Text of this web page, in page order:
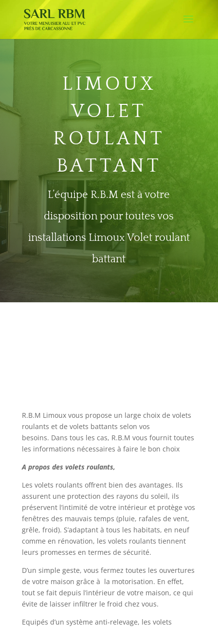
LIMOUX
VOLET
ROULANT
BATTANT
L’équipe R.B.M est à votre
disposition pour toutes vos
installations Limoux Volet roulant
battant
R.B.M Limoux vous propose un large choix de volets
roulants et de volets battants selon vos
besoins. Dans tous les cas, R.B.M vous fournit toutes
les informations nécessaires à faire le bon choix
A propos des volets roulants,
Les volets roulants offrent bien des avantages. Ils
assurent une protection des rayons du soleil, ils
préservent l’intimité de votre intérieur et protège vos
fenêtres des mauvais temps (pluie, rafales de vent,
grêle, froid). S’adaptant à tous les habitats, en neuf
comme en rénovation, les volets roulants tiennent
leurs promesses en termes de sécurité.
D’un simple geste, vous fermez toutes les ouvertures
de votre maison grâce à la motorisation. En effet,
tout se fait depuis l’intérieur de votre maison, ce qui
évite de laisser infiltrer le froid chez vous.
Equipés d’un système anti-relevage, les volets